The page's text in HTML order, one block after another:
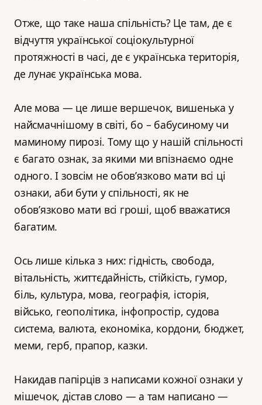
Отже, що таке наша спільність? Це там, де є
відчуття української соціокультурної
протяжності в часі, де є українська територія,
де лунає українська мова.
Але мова — це лише вершечок, вишенька у
найсмачнішому в світі, бо – бабусиному чи
маминому пирозі. Тому що у нашій спільності
є багато ознак, за якими ми впізнаємо одне
одного. І зовсім не обов’язково мати всі ці
ознаки, аби бути у спільності, як не
обов’язково мати всі гроші, щоб вважатися
багатим.
Ось лише кілька з них: гідність, свобода,
вітальність, життєдайність, стійкість, гумор,
біль, культура, мова, географія, історія,
військо, геополітика, інфопростір, судова
система, валюта, економіка, кордони, бюджет,
меми, герб, прапор, казки.
Накидав папірців з написами кожної ознаки у
мішечок, дістав слово — а там написано —